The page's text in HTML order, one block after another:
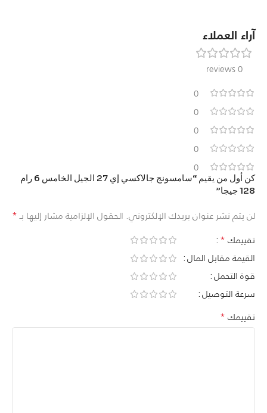
آراء العملاء
0 reviews
0
0
0
0
0
كن أول من يقيم “سامسونج جالاكسي إي 27 الجيل الخامس 6 رام
128 جيجا”
لن يتم نشر عنوان بريدك الإلكتروني. الحقول الإلزامية مشار إليها بـ*
تقييمك *
القيمة مقابل المال
قوة التحمل
سرعة التوصيل
تقييمك *